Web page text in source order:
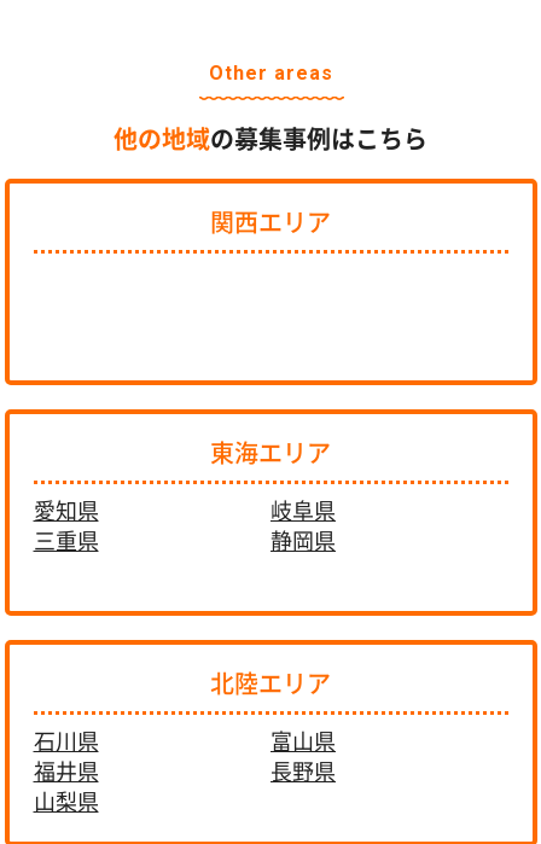
Other areas
他の地域の募集事例はこちら
関西エリア
東海エリア
愛知県
岐阜県
三重県
静岡県
北陸エリア
石川県
富山県
福井県
長野県
山梨県